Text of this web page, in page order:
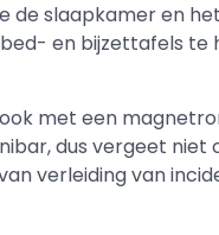
de slaapkamer en
en bijzettafels te
met een
dus vergeet
verleiding van